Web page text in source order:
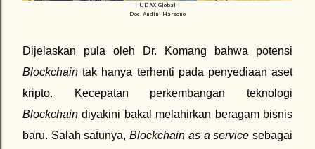
UDAX Global
Doc. Andini Harsono
Dijelaskan pula oleh Dr. Komang bahwa potensi
Blockchain tak hanya terhenti pada penyediaan aset
kripto. Kecepatan perkembangan teknologi
Blockchain diyakini bakal melahirkan beragam bisnis
baru. Salah satunya,Blockchain as a service sebagai